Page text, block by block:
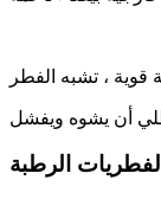
الرطبة